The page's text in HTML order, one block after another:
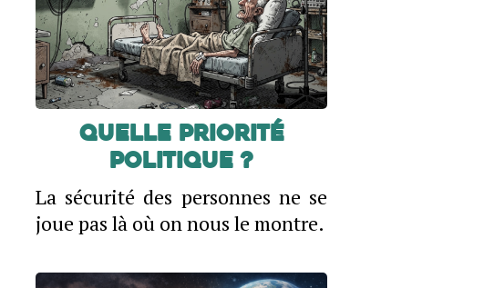
Quelle priorité
politique ?
La sécurité des personnes ne se
joue pas là où on nous le montre.